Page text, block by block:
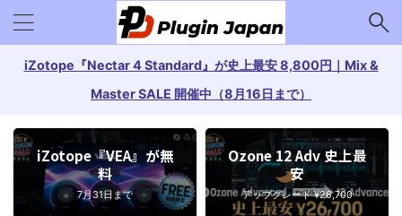
iZotope『Nectar 4 Standard』が史上最安 8,800円｜Mix &
Master SALE 開催中（8月16日まで）
iZotope『VEA』が無
料
7月31日まで
Ozone 12 Adv 史上最
安
アップグレード ¥26,700